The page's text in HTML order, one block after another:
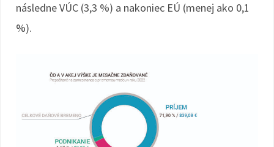
následne VÚC (3,3 %) a nakoniec EÚ (menej ako 0,1
%).